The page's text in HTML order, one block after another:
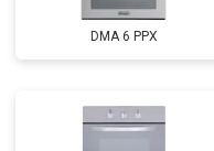
DMA 6 PPX